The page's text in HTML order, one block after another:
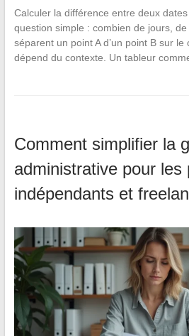
Calculer la différence entre deux
question simple : combien de jours, de
séparent un point A d’un point B sur
dépend du contexte. Un tableur
Comment simplifier la
administrative pour les
indépendants et